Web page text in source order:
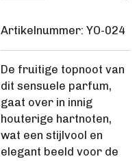
Artikelnummer: YO-024
De fruitige topnoot van
dit sensuele parfum,
gaat over in innig
houterige hartnoten,
wat een stijlvool en
elegant beeld voor de